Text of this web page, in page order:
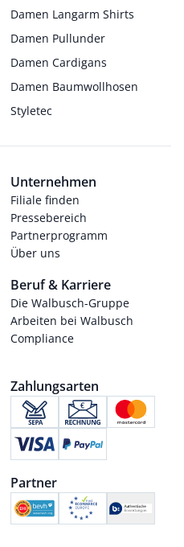
Damen Langarm Shirts
Damen Pullunder
Damen Cardigans
Damen Baumwollhosen
Styletec
Unternehmen
Filiale finden
Pressebereich
Partnerprogramm
Über uns
Beruf & Karriere
Die Walbusch-Gruppe
Arbeiten bei Walbusch
Compliance
Zahlungsarten
Partner